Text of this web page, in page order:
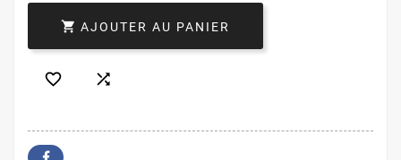
 AJOUTER AU PANIER
 